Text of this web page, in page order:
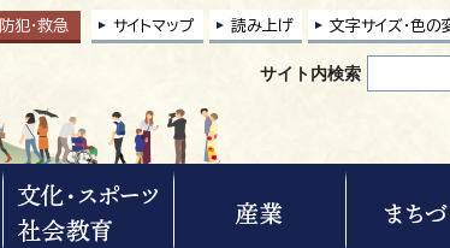
防犯・救急 サイトマップ 読み上げ 文字サイズ・色の
サイト内検索